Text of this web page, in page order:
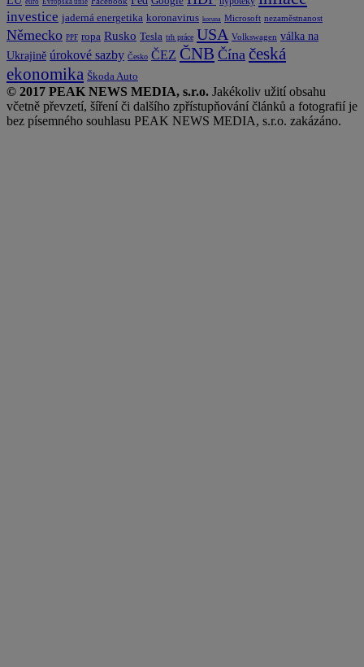
investice jaderná energetika koronavirus koruna Microsoft nezaměstnanost
Německo PPF ropa Rusko Tesla trh práce USA Volkswagen válka na
Ukrajině úrokové sazby Česko ČEZ ČNB Čína česká
ekonomika Škoda Auto
© 2017 PEAK NEWS MEDIA, s.r.o. Jakékoliv užití obsahu
včetně převzetí, šíření či dalšího zpřístupňování článků a fotografií je
bez písemného souhlasu PEAK NEWS MEDIA, s.r.o. zakázáno.